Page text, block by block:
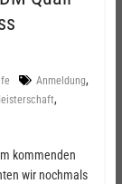
Anmeldung,
,
kommenden
wir nochmals